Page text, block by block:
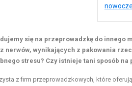
się na przeprowadzkę do innego
nerwów, wynikających z pakowania
stresu? Czy istnieje tani sposób na
z firm przeprowadzkowych, które